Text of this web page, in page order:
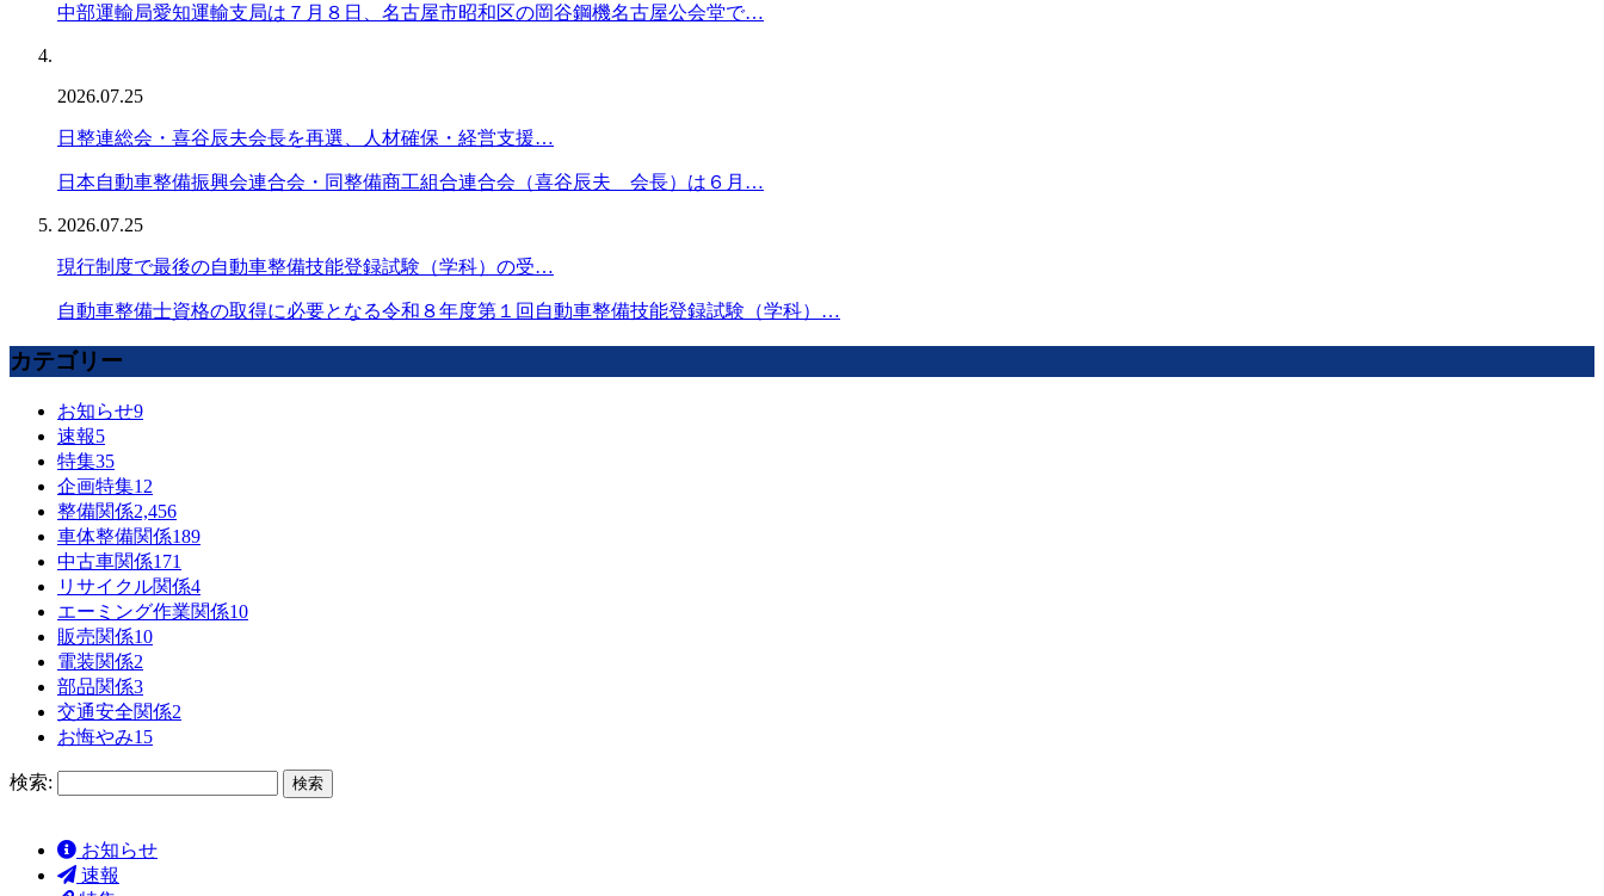
中部運輸局愛知運輸支局は７月８日、名古屋市昭和区の岡谷鋼機名古屋公会堂で…
2026.07.25
日整連総会・喜谷辰夫会長を再選、人材確保・経営支援…
日本自動車整備振興会連合会・同整備商工組合連合会（喜谷辰夫 会長）は６月…
2026.07.25
現行制度で最後の自動車整備技能登録試験（学科）の受…
自動車整備士資格の取得に必要となる令和８年度第１回自動車整備技能登録試験（学科）…
カテゴリー
お知らせ9
速報5
特集35
企画特集12
整備関係2,456
車体整備関係189
中古車関係171
リサイクル関係4
エーミング作業関係10
販売関係10
電装関係2
部品関係3
交通安全関係2
お悔やみ15
検索:
お知らせ
速報